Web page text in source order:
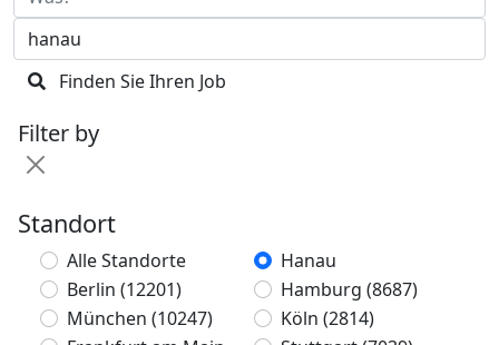
Finden Sie Ihren Job
Filter by
Standort
Alle Standorte
Hanau
Berlin (12201) Hamburg (8687)
München (10247) Köln (2814)